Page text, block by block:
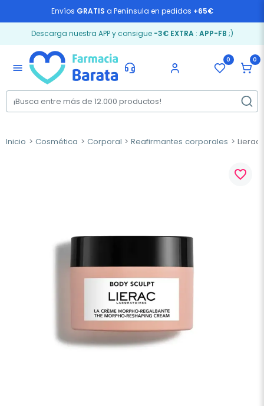
Envíos GRATIS a Península en pedidos +65€
Descarga nuestra APP y consigue -3€ EXTRA: APP-FB ;)
menu
0 0
Inicio Cosmética Corporal Reafirmantes corporales Lierac
favorite_border